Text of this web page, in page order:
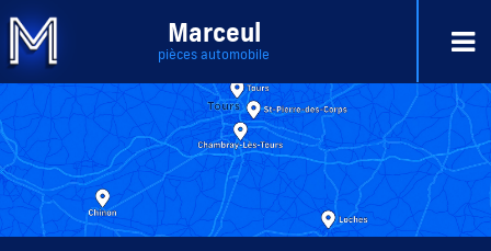
Marceul
pièces automobile